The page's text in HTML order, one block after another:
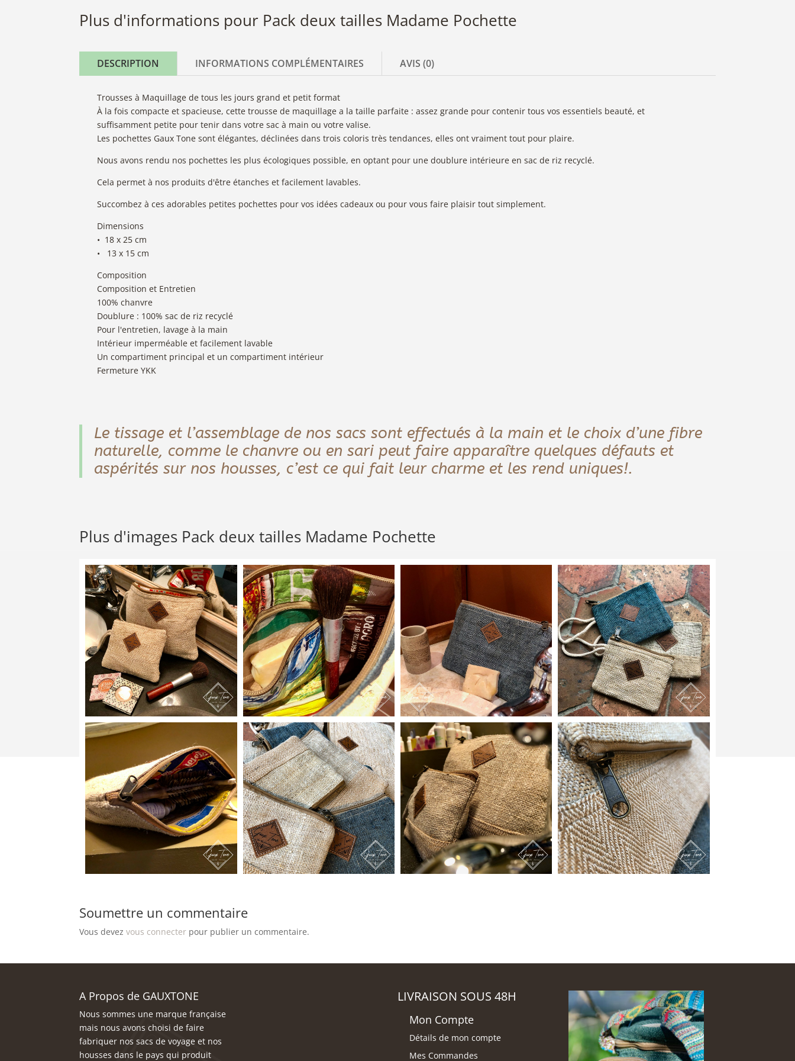
Plus d'informations pour Pack deux tailles Madame Pochette
DESCRIPTION INFORMATIONS COMPLÉMENTAIRES AVIS (0)
Trousses à Maquillage de tous les jours grand et petit format
À la fois compacte et spacieuse, cette trousse de maquillage a la taille parfaite : assez grande pour contenir tous vos essentiels beauté, et
suffisamment petite pour tenir dans votre sac à main ou votre valise.
Les pochettes Gaux Tone sont élégantes, déclinées dans trois coloris très tendances, elles ont vraiment tout pour plaire.
Nous avons rendu nos pochettes les plus écologiques possible, en optant pour une doublure intérieure en sac de riz recyclé.
Cela permet à nos produits d'être étanches et facilement lavables.
Succombez à ces adorables petites pochettes pour vos idées cadeaux ou pour vous faire plaisir tout simplement.
Dimensions
• 18 x 25 cm
• 13 x 15 cm
Composition
Composition et Entretien
100% chanvre
Doublure : 100% sac de riz recyclé
Pour l'entretien, lavage à la main
Intérieur imperméable et facilement lavable
Un compartiment principal et un compartiment intérieur
Fermeture YKK
Le tissage et l’assemblage de nos sacs sont effectués à la main et le choix d’une fibre
naturelle, comme le chanvre ou en sari peut faire apparaître quelques défauts et
aspérités sur nos housses, c’est ce qui fait leur charme et les rend uniques!.
Plus d'images Pack deux tailles Madame Pochette
Soumettre un commentaire
Vous devezvous connecter pour publier un commentaire.
A Propos de GAUXTONE
Nous sommes une marque française
mais nous avons choisi de faire
fabriquer nos sacs de voyage et nos
housses dans le pays qui produit
LIVRAISON SOUS 48H
Mon Compte
Détails de mon compte
Mes Commandes